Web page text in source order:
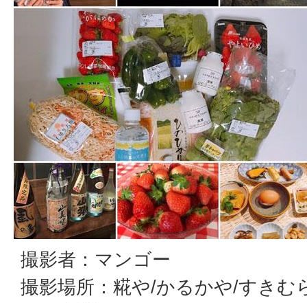
撮影者：マンゴー
撮影場所：糀や/かるかや/すきむ